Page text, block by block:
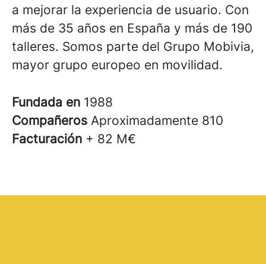
a mejorar la experiencia de usuario. Con
más de 35 años en España y más de 190
talleres. Somos parte del Grupo Mobivia,
mayor grupo europeo en movilidad.
Fundada en 1988
Compañeros Aproximadamente 810
Facturación + 82 M€